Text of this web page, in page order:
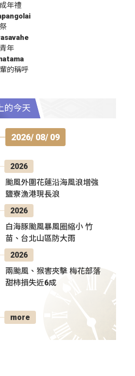
年禮
年
的稱呼
的今天
2026/ 08/ 09
2026
颱風外圍花蓮沿海風浪增強
鹽寮漁港現長浪
2026
白海豚颱風暴風圈縮小 竹
苗、台北山區防大雨
2026
兩颱風、猴害夾擊 梅花部落
甜柿損失近6成
more